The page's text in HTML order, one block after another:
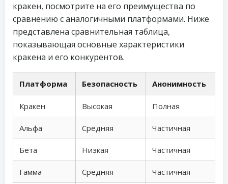
кракен, посмотрите на его преимущества по
сравнению с аналогичными платформами. Ниже
представлена сравнительная таблица,
показывающая основные характеристики
кракена и его конкурентов.
Платформа Безопасность Анонимность
Кракен Высокая Полная
Альфа Средняя Частичная
Бета Низкая Частичная
Гамма Средняя Частичная